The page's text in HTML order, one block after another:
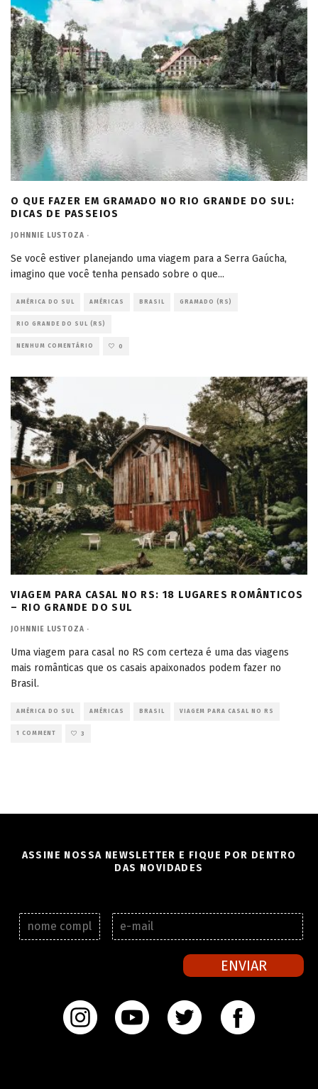
O QUE FAZER EM GRAMADO NO RIO GRANDE DO SUL:
DICAS DE PASSEIOS
JOHNNIE LUSTOZA ·
Se você estiver planejando uma viagem para a Serra Gaúcha,
imagino que você tenha pensado sobre o que...
AMÉRICA DO SUL AMÉRICAS BRASIL GRAMADO (RS)
RIO GRANDE DO SUL (RS)
NENHUM COMENTÁRIO 0
VIAGEM PARA CASAL NO RS: 18 LUGARES ROMÂNTICOS
– RIO GRANDE DO SUL
JOHNNIE LUSTOZA ·
Uma viagem para casal no RS com certeza é uma das viagens
mais românticas que os casais apaixonados podem fazer no
Brasil.
AMÉRICA DO SUL AMÉRICAS BRASIL VIAGEM PARA CASAL NO RS
1 COMMENT 3
ASSINE NOSSA NEWSLETTER E FIQUE POR DENTRO
DAS NOVIDADES
N
o
ENVIAR